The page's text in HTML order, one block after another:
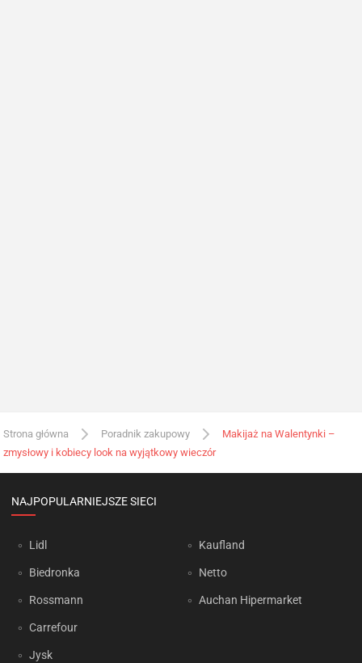
Strona główna Poradnik zakupowy
Makijaż na Walentynki –
zmysłowy i kobiecy look na wyjątkowy wieczór
NAJPOPULARNIEJSZE SIECI
Lidl
Biedronka
Rossmann
Carrefour
Jysk
Kaufland
Netto
Auchan Hipermarket